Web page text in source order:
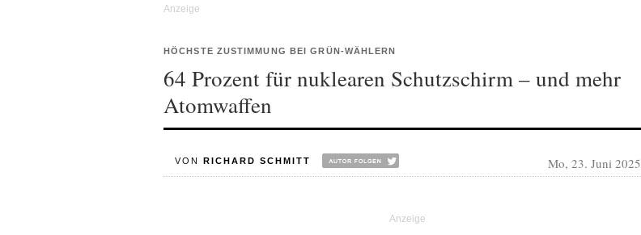
HÖCHSTE ZUSTIMMUNG BEI GRÜN-WÄHLERN
64 Prozent für nuklearen Schutzschirm – und mehr
Atomwaffen
VON RICHARD SCHMITT Mo, 23. Juni 2025